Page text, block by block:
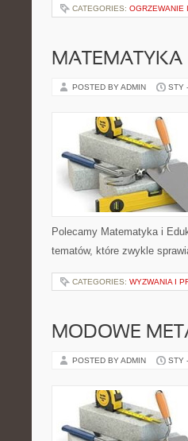
CATEGORIES: OGRZEWANIE
MATEMATYKA
POSTED BY ADMIN STY
Polecamy Matematyka i
tematów, które zwykle
CATEGORIES: WYZWANIA I
MODOWE
POSTED BY ADMIN STY